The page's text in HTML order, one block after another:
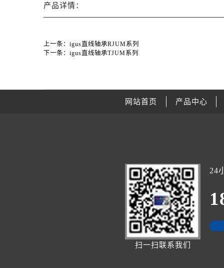
产品详情：
上一条： igus直线轴承RJUM系列
下一条： igus直线轴承TJUM系列
网站首页 产品中心
扫一扫联系我们
24